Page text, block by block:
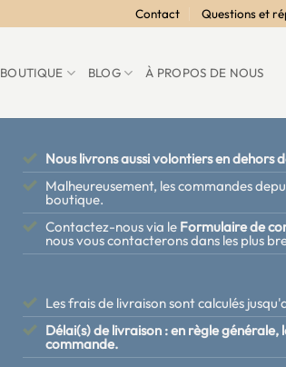
Contact Questions et
BOUTIQUE BLOG À PROPOS DE NOUS
Nous livrons aussi volontiers en dehors
Malheureusement, les commandes
boutique.
Contactez-nous via le Formulaire de
nous vous contacterons dans les plus
Les frais de livraison sont calculés
Délai(s) de livraison : en règle
commande.